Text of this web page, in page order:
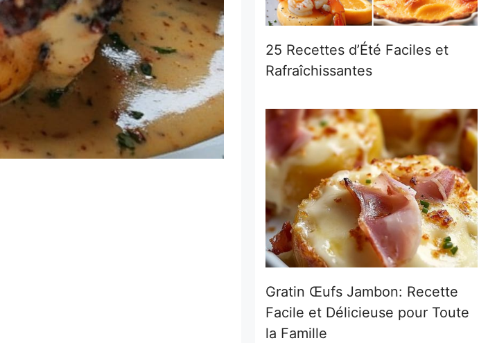
25 Recettes d’Été Faciles et
Rafraîchissantes
Gratin Œufs Jambon: Recette
Facile et Délicieuse pour Toute
la Famille